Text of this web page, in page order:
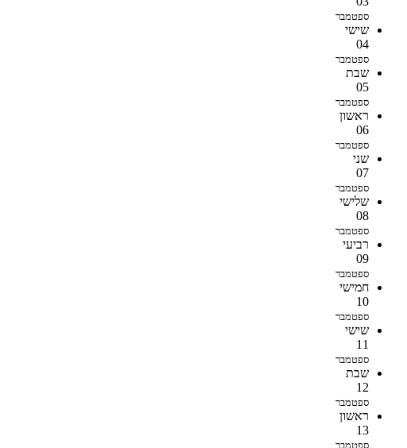
ספטמבר
שישי
04
ספטמבר
שבת
05
ספטמבר
ראשון
06
ספטמבר
שני
07
ספטמבר
שלישי
08
ספטמבר
רביעי
09
ספטמבר
חמישי
10
ספטמבר
שישי
11
ספטמבר
שבת
12
ספטמבר
ראשון
13
ספטמבר